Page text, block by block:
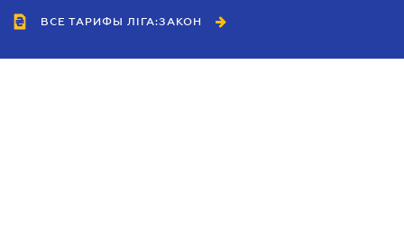
ВСЕ ТАРИФЫ ЛІГА:ЗАКОН